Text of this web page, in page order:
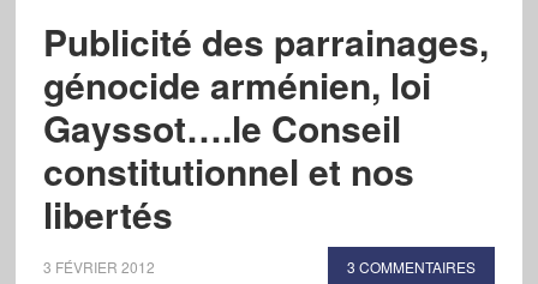
Publicité des parrainages,
génocide arménien, loi
Gayssot….le Conseil
constitutionnel et nos
libertés
3 FÉVRIER 2012 3 COMMENTAIRES